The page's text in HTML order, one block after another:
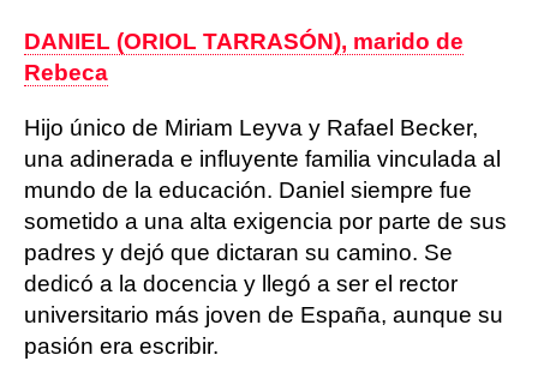
DANIEL (ORIOL TARRASÓN), marido de
Rebeca
Hijo único de Miriam Leyva y Rafael Becker,
una adinerada e influyente familia vinculada al
mundo de la educación. Daniel siempre fue
sometido a una alta exigencia por parte de sus
padres y dejó que dictaran su camino. Se
dedicó a la docencia y llegó a ser el rector
universitario más joven de España, aunque su
pasión era escribir.